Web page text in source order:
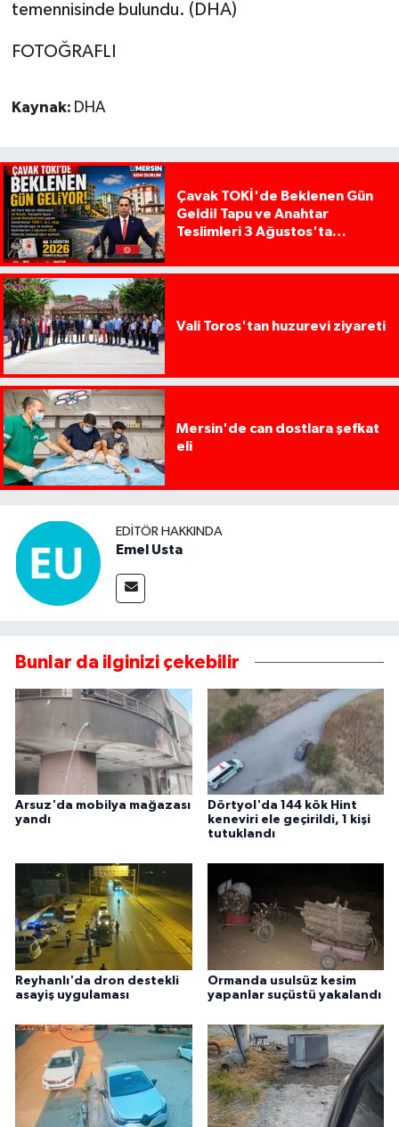
temennisinde bulundu. (DHA)
FOTOĞRAFLI
Kaynak: DHA
Çavak TOKİ'de Beklenen Gün
Geldi! Tapu ve Anahtar
Teslimleri 3 Ağustos'ta
Vali Toros'tan huzurevi ziyareti
Mersin'de can dostlara şefkat
eli
EDITÖR HAKKINDA
Emel Usta
Bunlar da ilginizi çekebilir
Arsuz'da mobilya mağazası
yandı
Dörtyol'da 144 kök Hint
keneviri ele geçirildi, 1 kişi
tutuklandı
Reyhanlı'da dron destekli
asayiş uygulaması
Ormanda usulsüz kesim
yapanlar suçüstü yakalandı